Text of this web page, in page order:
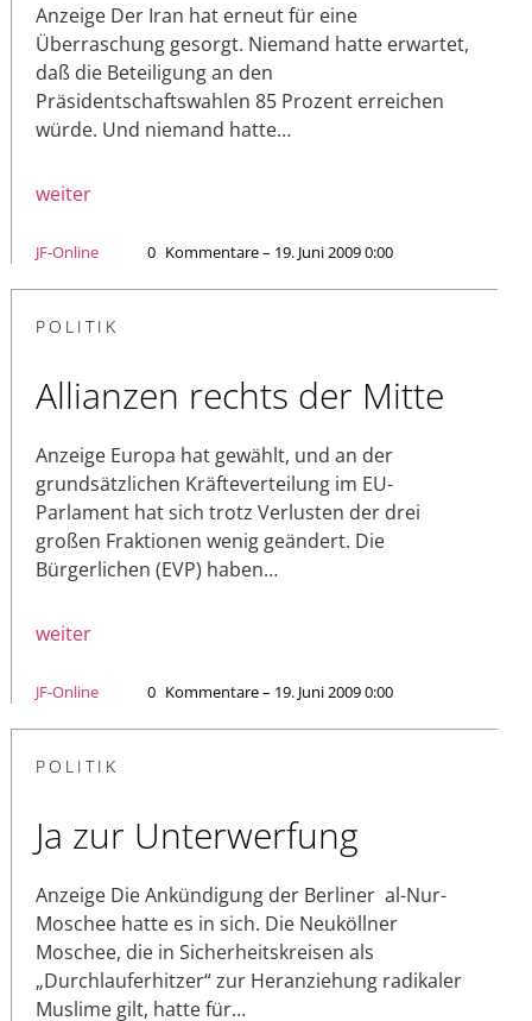
Anzeige Der Iran hat erneut für eine
Überraschung gesorgt. Niemand hatte erwartet,
daß die Beteiligung an den
Präsidentschaftswahlen 85 Prozent erreichen
würde. Und niemand hatte…
weiter
JF-Online 0 Kommentare – 19. Juni 2009 0:00
POLITIK
Allianzen rechts der Mitte
Anzeige Europa hat gewählt, und an der
grundsätzlichen Kräfteverteilung im EU-
Parlament hat sich trotz Verlusten der drei
großen Fraktionen wenig geändert. Die
Bürgerlichen (EVP) haben…
weiter
JF-Online 0 Kommentare – 19. Juni 2009 0:00
POLITIK
Ja zur Unterwerfung
Anzeige Die Ankündigung der Berliner al-Nur-
Moschee hatte es in sich. Die Neuköllner
Moschee, die in Sicherheitskreisen als
„Durchlauferhitzer“ zur Heranziehung radikaler
Muslime gilt, hatte für…